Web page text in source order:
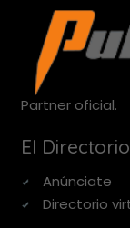
Partner oficial.
El Directorio
Anúnciate
Directorio